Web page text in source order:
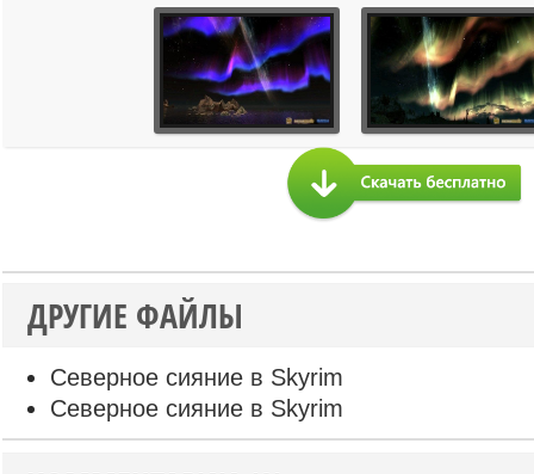
ДРУГИЕ ФАЙЛЫ
Северное сияние в Skyrim
Северное сияние в Skyrim